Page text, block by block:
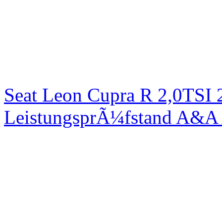
Seat Leon Cupra R
LeistungsprÃ¼fstand